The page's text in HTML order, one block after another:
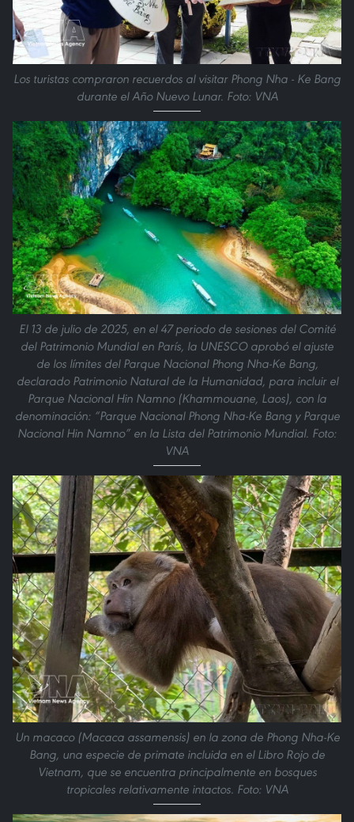
Los turistas compraron recuerdos al visitar Phong Nha - Ke Bang
durante el Año Nuevo Lunar. Foto: VNA
El 13 de julio de 2025, en el 47 periodo de sesiones del Comité
del Patrimonio Mundial en París, la UNESCO aprobó el ajuste
de los límites del Parque Nacional Phong Nha-Ke Bang,
declarado Patrimonio Natural de la Humanidad, para incluir el
Parque Nacional Hin Namno (Khammouane, Laos), con la
denominación: “Parque Nacional Phong Nha-Ke Bang y Parque
Nacional Hin Namno” en la Lista del Patrimonio Mundial. Foto:
VNA
Un macaco (Macaca assamensis) en la zona de Phong Nha-Ke
Bang, una especie de primate incluida en el Libro Rojo de
Vietnam, que se encuentra principalmente en bosques
tropicales relativamente intactos. Foto: VNA